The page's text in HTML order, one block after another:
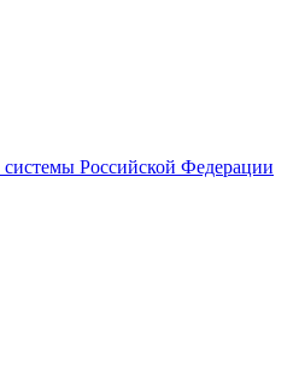
Российской Федерации